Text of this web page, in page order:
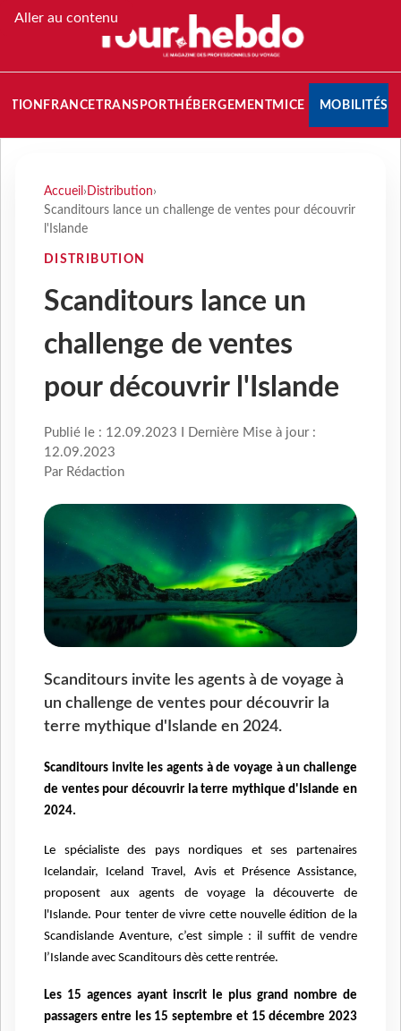
Aller au contenu
FRANCETRANSPORT HÉBERGEMENTMICE MOBILITÉS
Accueil › Distribution›
Scanditours lance un challenge de ventes pour découvrir
l'Islande
DISTRIBUTION
Scanditours lance un
challenge de ventes
pour découvrir l'Islande
Publié le : 12.09.2023 I Dernière Mise à jour :
12.09.2023
Par Rédaction
Scanditours invite les agents à de voyage à
un challenge de ventes pour découvrir la
terre mythique d'Islande en 2024.
Scanditours invite les agents à de voyage à un challenge
de ventes pour découvrir la terre mythique d'Islande en
2024.
Le spécialiste des pays nordiques et ses partenaires
Icelandair, Iceland Travel, Avis et Présence Assistance,
proposent aux agents de voyage la découverte de
l'Islande. Pour tenter de vivre cette nouvelle édition de la
Scandislande Aventure, c’est simple : il suffit de vendre
l’Islande avec Scanditours dès cette rentrée.
Les 15 agences ayant inscrit le plus grand nombre de
passagers entre les 15 septembre et 15 décembre 2023